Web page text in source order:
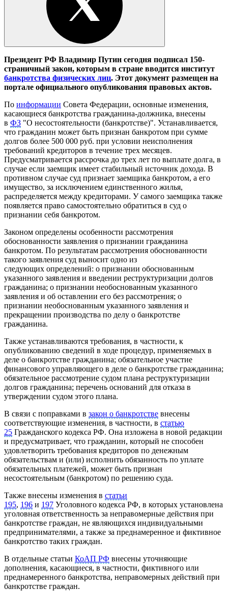
Президент РФ Владимир Путин сегодня подписал 150-
страничный закон, которым в стране вводится институт
банкротства физических лиц. Этот документ размещен на
портале официального опубликования правовых актов.
По информации Совета Федерации, основные изменения,
касающиеся банкротства гражданина-должника, внесены
в ФЗ "О несостоятельности (банкротстве)". Устанавливается,
что гражданин может быть признан банкротом при сумме
долгов более 500 000 руб. при условии неисполнения
требований кредиторов в течение трех месяцев.
Предусматривается рассрочка до трех лет по выплате долга, в
случае если заемщик имеет стабильный источник дохода. В
противном случае суд признает заемщика банкротом, а его
имущество, за исключением единственного жилья,
распределяется между кредиторами. У самого заемщика также
появляется право самостоятельно обратиться в суд о
признании себя банкротом.
Законом определены особенности рассмотрения
обоснованности заявления о признании гражданина
банкротом. По результатам рассмотрения обоснованности
такого заявления суд выносит одно из
следующих определений: о признании обоснованным
указанного заявления и введении реструктуризации долгов
гражданина; о признании необоснованным указанного
заявления и об оставлении его без рассмотрения; о
признании необоснованным указанного заявления и
прекращении производства по делу о банкротстве
гражданина.
Также устанавливаются требования, в частности, к
опубликованию сведений в ходе процедур, применяемых в
деле о банкротстве гражданина; обязательное участие
финансового управляющего в деле о банкротстве гражданина;
обязательное рассмотрение судом плана реструктуризации
долгов гражданина; перечень оснований для отказа в
утверждении судом этого плана.
В связи с поправками в закон о банкротстве внесены
соответствующие изменения, в частности, в статью
25 Гражданского кодекса РФ. Она изложена в новой редакции
и предусматривает, что гражданин, который не способен
удовлетворить требования кредиторов по денежным
обязательствам и (или) исполнить обязанность по уплате
обязательных платежей, может быть признан
несостоятельным (банкротом) по решению суда.
Также внесены изменения в статьи
195, 196 и 197 Уголовного кодекса РФ, в которых установлена
уголовная ответственность за неправомерные действия при
банкротстве граждан, не являющихся индивидуальными
предпринимателями, а также за преднамеренное и фиктивное
банкротство таких граждан.
В отдельные статьи КоАП РФ внесены уточняющие
дополнения, касающиеся, в частности, фиктивного или
преднамеренного банкротства, неправомерных действий при
банкротстве граждан.